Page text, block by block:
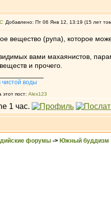
Добавлено: Пт 06 Янв 12, 13:19 (15 лет
вещество (рупа), которое
вами махаянистов,
и прочего.
чистой воды
этот пост: Alex123
форумы -> Южный буддизм